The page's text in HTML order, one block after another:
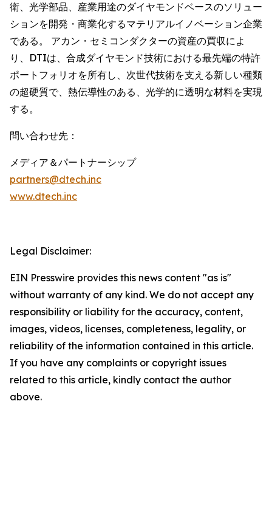
衛、光学部品、産業用途のダイヤモンドベースのソリュー
ションを開発・商業化するマテリアルイノベーション企業
である。 アカン・セミコンダクターの資産の買収によ
り、DTIは、合成ダイヤモンド技術における最先端の特許
ポートフォリオを所有し、次世代技術を支える新しい種類
の超硬質で、熱伝導性のある、光学的に透明な材料を実現
する。
問い合わせ先：
メディア＆パートナーシップ
partners@dtech.inc
www.dtech.inc
Legal Disclaimer:
EIN Presswire provides this news content "as is"
without warranty of any kind. We do not accept any
responsibility or liability for the accuracy, content,
images, videos, licenses, completeness, legality, or
reliability of the information contained in this article.
If you have any complaints or copyright issues
related to this article, kindly contact the author
above.